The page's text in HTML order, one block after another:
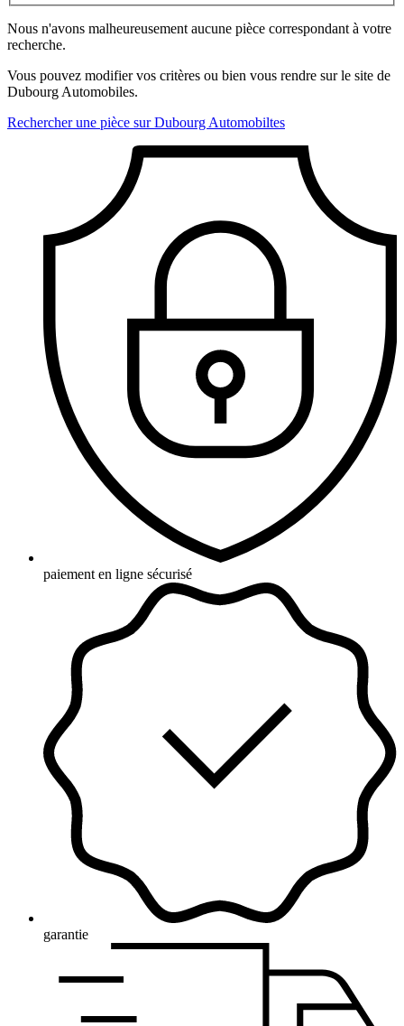
Nous n'avons malheureusement aucune pièce correspondant à votre
recherche.
Vous pouvez modifier vos critères ou bien vous rendre sur le site de
Dubourg Automobiles.
Rechercher une pièce sur Dubourg Automobiltes
paiement en ligne sécurisé
garantie